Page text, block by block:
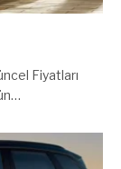
Fiyatları